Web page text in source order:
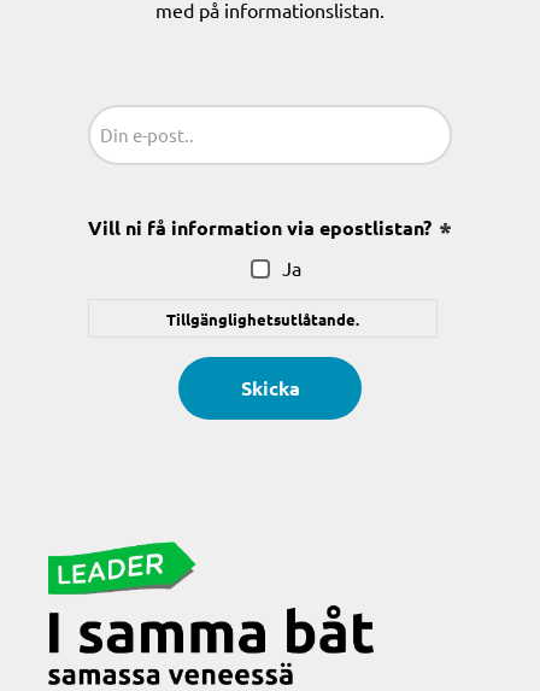
med på informationslistan.
Sähköposti
Vill ni få information via epostlistan?
Ja
Tillgänglighetsutlåtande.